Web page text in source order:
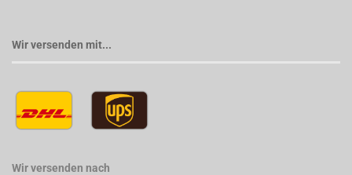
Wir versenden mit...
Wir versenden nach